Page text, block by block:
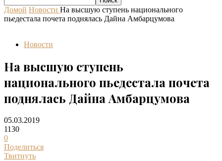
Домой Новости На высшую ступень национального
пьедестала почета поднялась Дайна Амбарцумова
Новости
На высшую ступень
национального пьедестала почета
поднялась Дайна Амбарцумова
05.03.2019
1130
0
Поделиться
Твитнуть